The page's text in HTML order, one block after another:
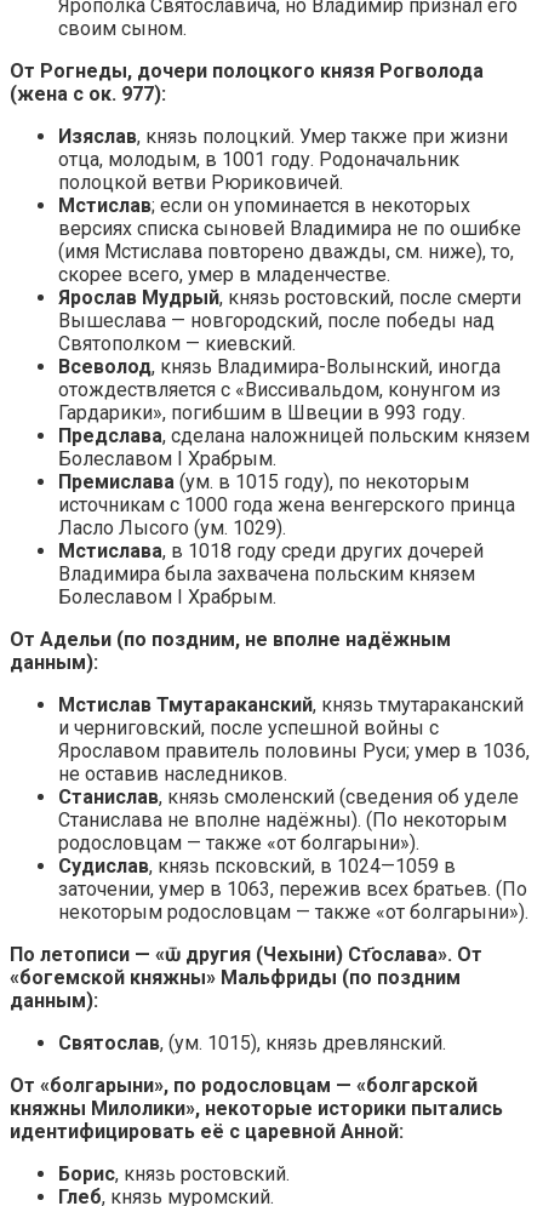
Ярополка Святославича, но Владимир признал его
своим сыном.
От Рогнеды, дочери полоцкого князя Рогволода
(жена с ок. 977):
Изяслав, князь полоцкий. Умер также при жизни
отца, молодым, в 1001 году. Родоначальник
полоцкой ветви Рюриковичей.
Мстислав; если он упоминается в некоторых
версиях списка сыновей Владимира не по ошибке
(имя Мстислава повторено дважды, см. ниже), то,
скорее всего, умер в младенчестве.
Ярослав Мудрый, князь ростовский, после смерти
Вышеслава — новгородский, после победы над
Святополком — киевский.
Всеволод, князь Владимира-Волынский, иногда
отождествляется с «Виссивальдом, конунгом из
Гардарики», погибшим в Швеции в 993 году.
Предслава, сделана наложницей польским князем
Болеславом I Храбрым.
Премислава (ум. в 1015 году), по некоторым
источникам с 1000 года жена венгерского принца
Ласло Лысого (ум. 1029).
Мстислава, в 1018 году среди других дочерей
Владимира была захвачена польским князем
Болеславом I Храбрым.
От Адельи (по поздним, не вполне надёжным
данным):
Мстислав Тмутараканский, князь тмутараканский
и черниговский, после успешной войны с
Ярославом правитель половины Руси; умер в 1036,
не оставив наследников.
Станислав, князь смоленский (сведения об уделе
Станислава не вполне надёжны). (По некоторым
родословцам — также «от болгарыни»).
Судислав, князь псковский, в 1024—1059 в
заточении, умер в 1063, пережив всех братьев. (По
некоторым родословцам — также «от болгарыни»).
По летописи — «ѿ другия (Чехыни) Ст҃ослава». От
«богемской княжны» Мальфриды (по поздним
данным):
Святослав, (ум. 1015), князь древлянский.
От «болгарыни», по родословцам — «болгарской
княжны Милолики», некоторые историки пытались
идентифицировать её с царевной Анной:
Борис, князь ростовский.
Глеб, князь муромский.